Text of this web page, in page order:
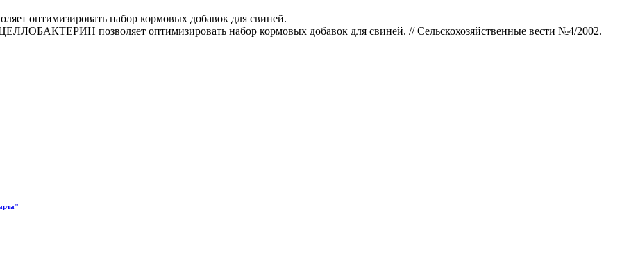
позволяет оптимизировать набор кормовых добавок для свиней. // Сельскохозяйственные вести №4/2002.